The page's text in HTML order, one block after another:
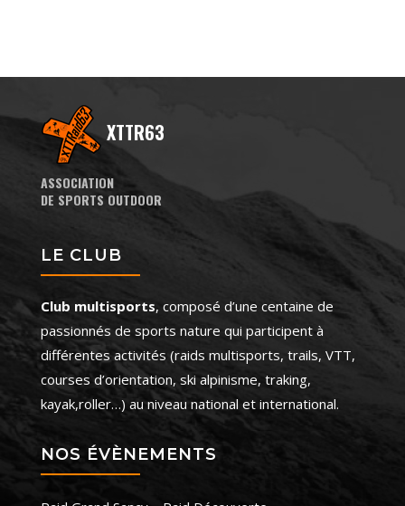
XTTR63
ASSOCIATION
DE SPORTS OUTDOOR
LE CLUB
Club multisports, composé d’une centaine de
passionnés de sports nature qui participent à
différentes activités (raids multisports, trails, VTT,
courses d’orientation, ski alpinisme, traking,
kayak,roller…) au niveau national et international.
NOS ÉVÈNEMENTS